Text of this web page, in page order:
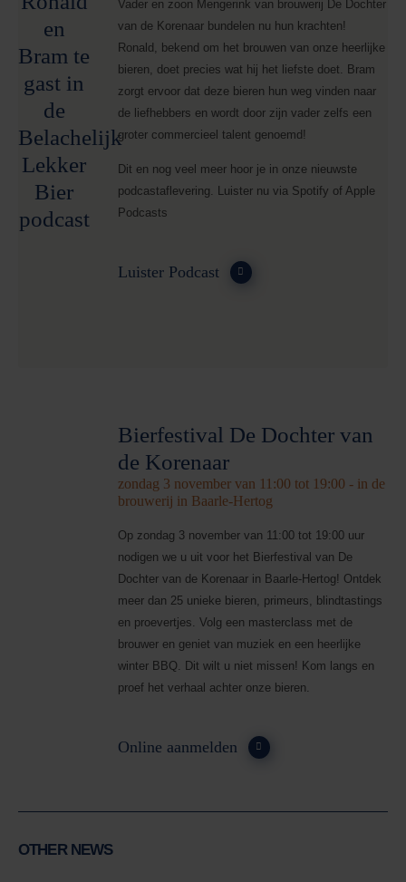
en
Bram te
gast in
de
Belachelijk
Lekker
Bier
podcast
Vader en zoon Mengerink van brouwerij De Dochter
van de Korenaar bundelen nu hun krachten!
Ronald, bekend om het brouwen van onze heerlijke
bieren, doet precies wat hij het liefste doet. Bram
zorgt ervoor dat deze bieren hun weg vinden naar
de liefhebbers en wordt door zijn vader zelfs een
groter commercieel talent genoemd!
Dit en nog veel meer hoor je in onze nieuwste
podcastaflevering. Luister nu via Spotify of Apple
Podcasts
Luister Podcast
Bierfestival De Dochter van
de Korenaar
zondag 3 november van 11:00 tot 19:00 - in de
brouwerij in Baarle-Hertog
Op zondag 3 november van 11:00 tot 19:00 uur
nodigen we u uit voor het Bierfestival van De
Dochter van de Korenaar in Baarle-Hertog! Ontdek
meer dan 25 unieke bieren, primeurs, blindtastings
en proevertjes. Volg een masterclass met de
brouwer en geniet van muziek en een heerlijke
winter BBQ. Dit wilt u niet missen! Kom langs en
proef het verhaal achter onze bieren.
Online aanmelden
OTHER NEWS